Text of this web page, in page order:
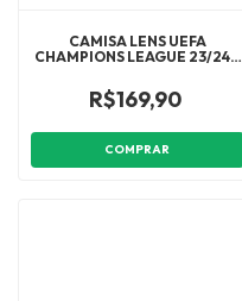
CAMISA LENS UEFA
CHAMPIONS LEAGUE 23/24 -
MASCULINA - LARANJA COM
DETALHES EM VERMELHO
R$169,90
COMPRAR